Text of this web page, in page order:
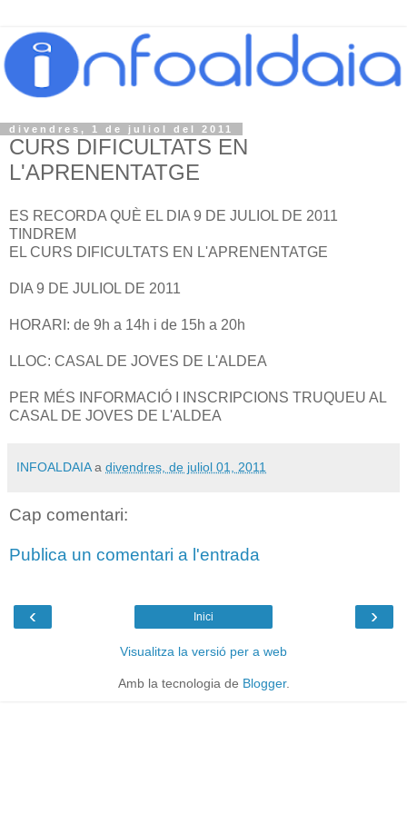
divendres, 1 de juliol del 2011
CURS DIFICULTATS EN
L'APRENENTATGE
ES RECORDA QUÈ EL DIA 9 DE JULIOL DE 2011
TINDREM
EL CURS DIFICULTATS EN L'APRENENTATGE
DIA 9 DE JULIOL DE 2011
HORARI: de 9h a 14h i de 15h a 20h
LLOC: CASAL DE JOVES DE L'ALDEA
PER MÉS INFORMACIÓ I INSCRIPCIONS TRUQUEU AL
CASAL DE JOVES DE L'ALDEA
INFOALDAIA a divendres, de juliol 01, 2011
Cap comentari:
Publica un comentari a l'entrada
‹ ›
Inici
Visualitza la versió per a web
Amb la tecnologia de Blogger.